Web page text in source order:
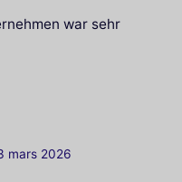
war sehr
mars 2026